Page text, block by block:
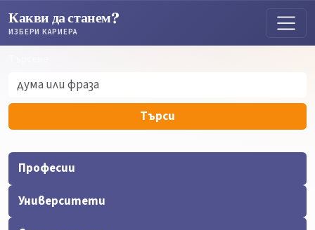
Какви да станем?
ИЗБЕРИ КАРИЕРА
Търси
Професии
Университети